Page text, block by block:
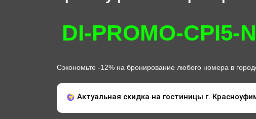
DI-PROMO-CPI5-
Сэкономьте -12% на бронирование любого номера в
Актуальная скидка на гостиницы г.